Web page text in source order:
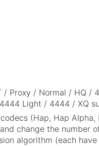
Proxy / Normal / HQ /
Light / 4444 / XQ
(Hap, Hap Alpha,
change the number
algorithm (each